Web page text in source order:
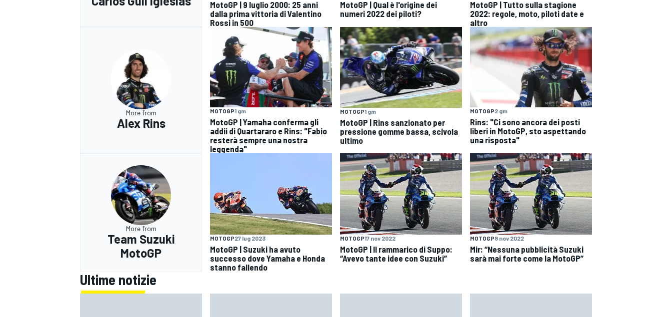
MotoGP | 9 luglio 2000: 25 anni
dalla prima vittoria di Valentino
Rossi in 500
MotoGP | Qual è l'origine dei
numeri 2022 dei piloti?
MotoGP | Tutto sulla stagione
2022: regole, moto, piloti date e
altro
More from
Alex Rins
MOTOGP1 gm
MotoGP | Yamaha conferma gli
addii di Quartararo e Rins: "Fabio
resterà sempre una nostra
leggenda"
MOTOGP1 gm
MotoGP | Rins sanzionato per
pressione gomme bassa, scivola
ultimo
MOTOGP2 gm
Rins: "Ci sono ancora dei posti
liberi in MotoGP, sto aspettando
una risposta"
More from
Team Suzuki
MotoGP
MOTOGP27 lug 2023
MotoGP | Suzuki ha avuto
successo dove Yamaha e Honda
stanno fallendo
MOTOGP17 nov 2022
MotoGP | Il rammarico di Suppo:
“Avevo tante idee con Suzuki”
MOTOGP8 nov 2022
Mir: “Nessuna pubblicità Suzuki
sarà mai forte come la MotoGP”
Ultime notizie